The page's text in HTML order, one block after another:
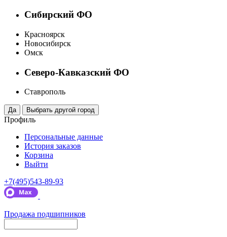
Сибирский ФО
Красноярск
Новосибирск
Омск
Северо-Кавказский ФО
Ставрополь
Профиль
Персональные данные
История заказов
Корзина
Выйти
+7(495)543-89-93
Продажа подшипников